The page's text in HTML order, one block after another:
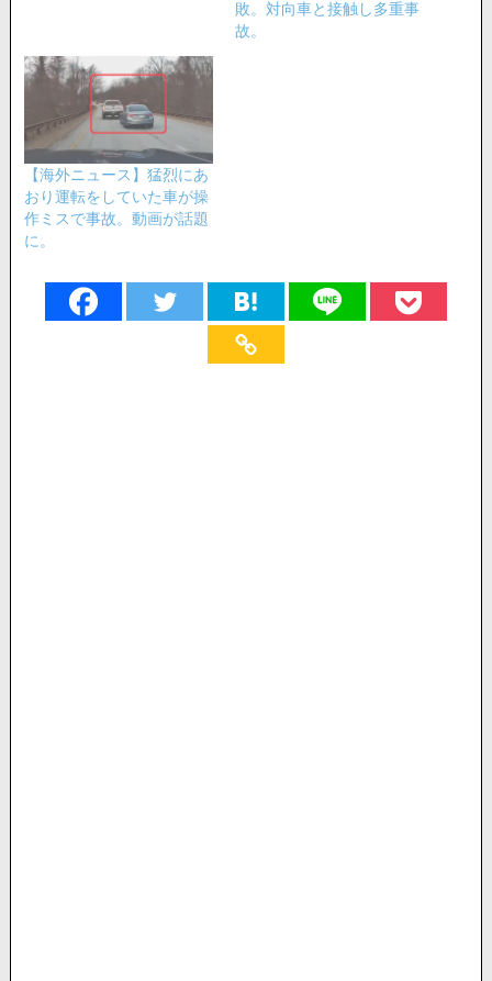
敗。対向車と接触し多重事
故。
【海外ニュース】猛烈にあ
おり運転をしていた車が操
作ミスで事故。動画が話題
に。